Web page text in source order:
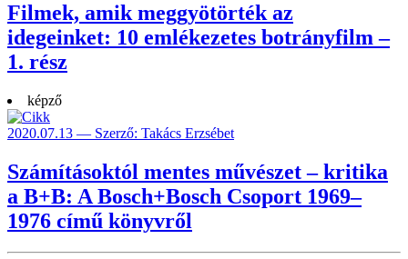
Filmek, amik meggyötörték az
idegeinket: 10 emlékezetes botrányfilm –
1. rész
képző
2020.07.13 — Szerző: Takács Erzsébet
Számításoktól mentes művészet – kritika
a B+B: A Bosch+Bosch Csoport 1969–
1976 című könyvről